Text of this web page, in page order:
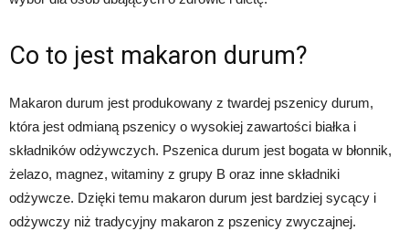
Co to jest makaron durum?
Makaron durum jest produkowany z twardej pszenicy durum,
która jest odmianą pszenicy o wysokiej zawartości białka i
składników odżywczych. Pszenica durum jest bogata w błonnik,
żelazo, magnez, witaminy z grupy B oraz inne składniki
odżywcze. Dzięki temu makaron durum jest bardziej sycący i
odżywczy niż tradycyjny makaron z pszenicy zwyczajnej.